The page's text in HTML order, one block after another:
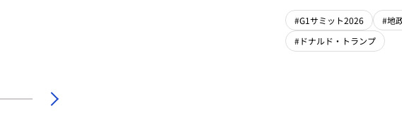
#G1サミット2026
#地
#ドナルド・トランプ